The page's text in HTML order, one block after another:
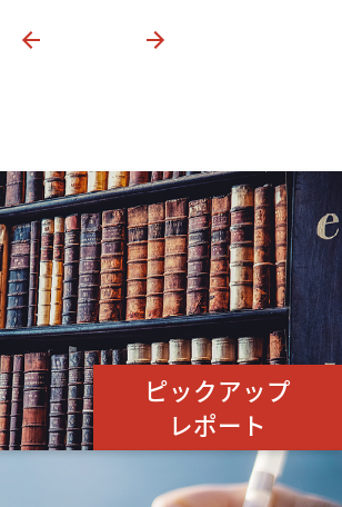
ピックアップ
レポート